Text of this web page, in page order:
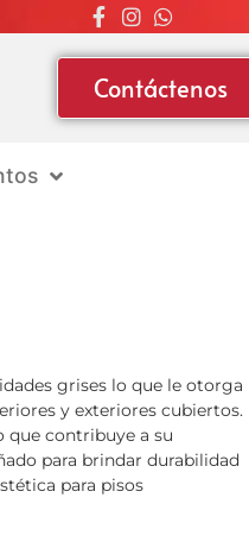
Contáctenos
grises lo que le otorga
y exteriores cubiertos.
que contribuye a su
para brindar durabilidad
para pisos